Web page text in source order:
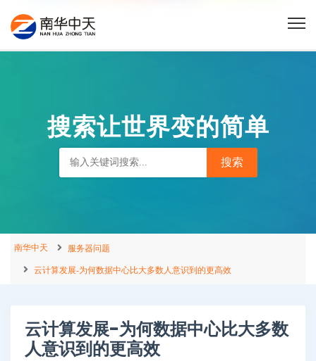
搜索让世界变的简单
南华中天 服务器问题
云计算发展-为何数据中心比大多数人意识到的更高效
云计算发展-为何数据中心比大多数
人意识到的更高效